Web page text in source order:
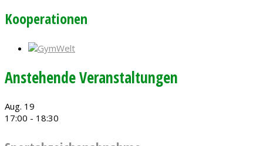
Kooperationen
Anstehende Veranstaltungen
Aug. 19
17:00 - 18:30